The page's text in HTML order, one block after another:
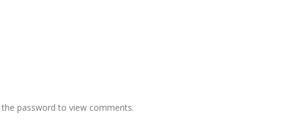
password to view comments.